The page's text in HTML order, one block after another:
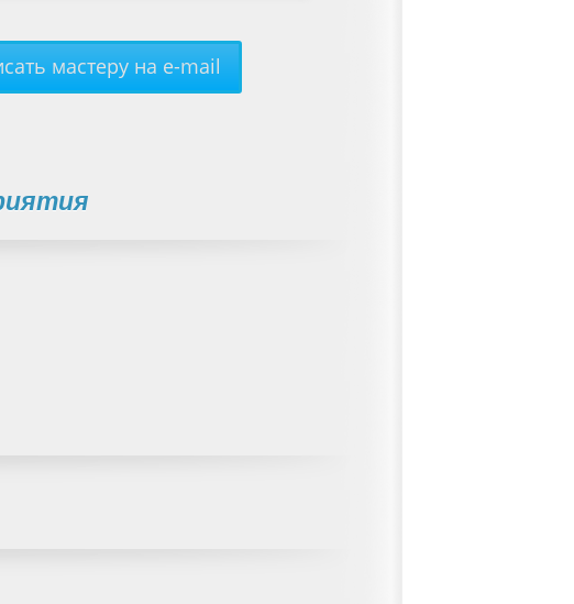
мастеру на e-mail